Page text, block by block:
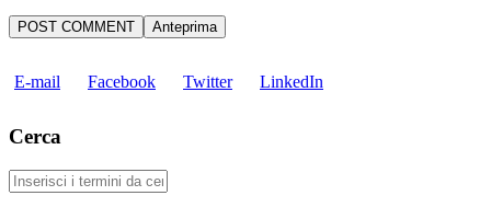
E-mail Facebook Twitter LinkedIn
Cerca
Cerca